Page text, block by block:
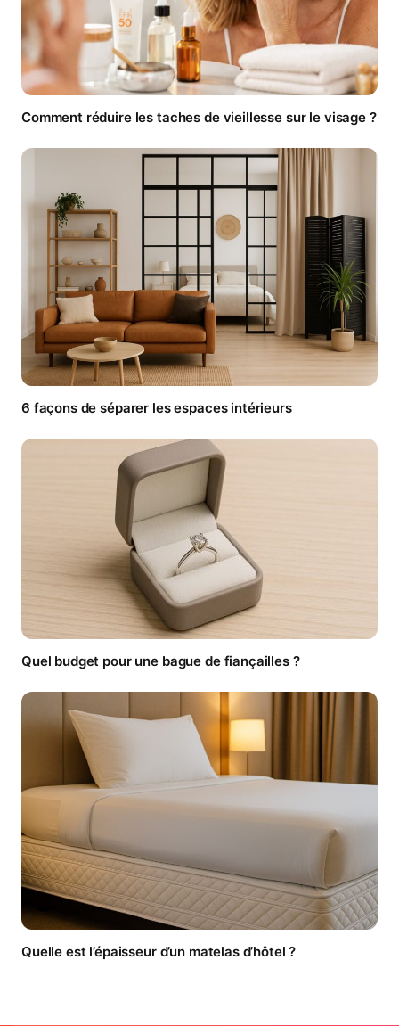
Comment réduire les taches de vieillesse sur le visage ?
6 façons de séparer les espaces intérieurs
Quel budget pour une bague de fiançailles ?
Quelle est l’épaisseur d’un matelas d’hôtel ?